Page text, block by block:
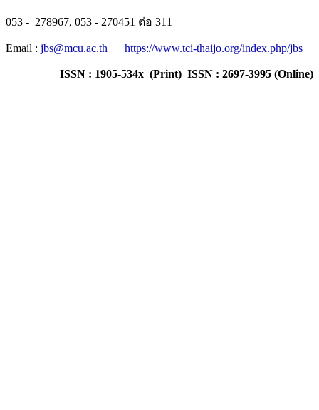
053 - 278967, 053 - 270451 ต่อ 311
Email : jbs@mcu.ac.th https://www.tci-thaijo.org/index.php/jbs
ISSN : 1905-534x (Print) ISSN : 2697-3995 (Online)